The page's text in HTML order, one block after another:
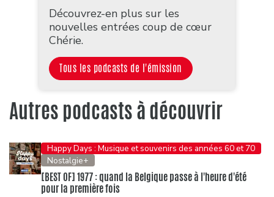
Découvrez-en plus sur les
nouvelles entrées coup de cœur
Chérie.
Tous les podcasts de l'émission
Autres podcasts à découvrir
Happy Days : Musique et souvenirs des années 60 et 70
Nostalgie+
[BEST OF] 1977 : quand la Belgique passe à l'heure d'été
pour la première fois